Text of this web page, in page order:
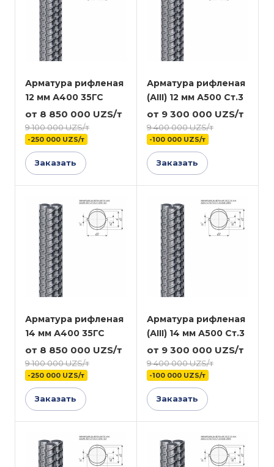
Арматура рифленая
12 мм А400 35ГС
от 8 850 000 UZS/т
9 100 000 UZS/т
-250 000 UZS/т
Заказать
Арматура рифленая
(АIII) 12 мм А500 Ст.3
от 9 300 000 UZS/т
9 400 000 UZS/т
-100 000 UZS/т
Заказать
Арматура рифленая
14 мм А400 35ГС
от 8 850 000 UZS/т
9 100 000 UZS/т
-250 000 UZS/т
Заказать
Арматура рифленая
(АIII) 14 мм А500 Ст.3
от 9 300 000 UZS/т
9 400 000 UZS/т
-100 000 UZS/т
Заказать